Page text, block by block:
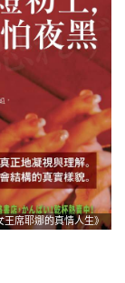
王席耶娜的真情人生》